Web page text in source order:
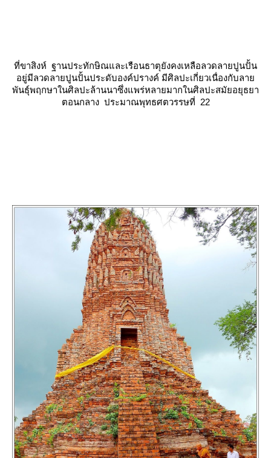
ที่ขาสิงห์ ฐานประทักษิณและเรือนธาตุยังคงเหลือลวดลายปูนปั้น
อยู่มีลวดลายปูนปั้นประดับองค์ปรางค์ มีศิลปะเกี่ยวเนื่องกับลา
พันธุ์พฤกษาในศิลปะล้านนาซึ่งแพร่หลายมากในศิลปะสมัยอยุธยา
ตอนกลาง ประมาณพุทธศตวรรษที่ 22